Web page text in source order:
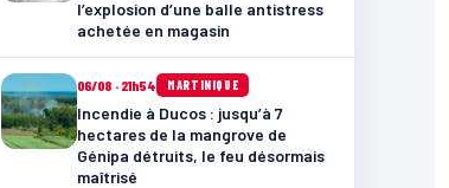
l’explosion d’une balle antistress
achetée en magasin
06/08 · 21h54 MARTINIQUE
Incendie à Ducos : jusqu’à 7
hectares de la mangrove de
Génipa détruits, le feu désormais
maîtrisé